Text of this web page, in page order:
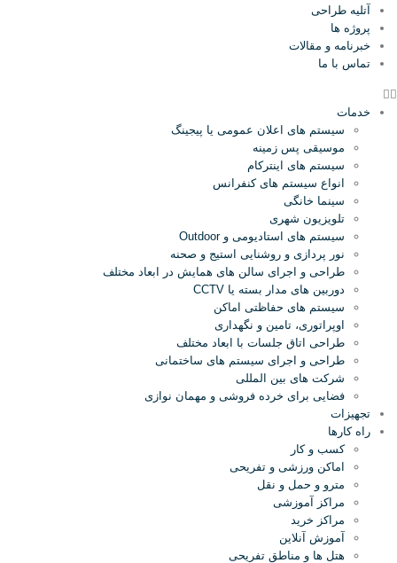
آتلیه طراحی
پروژه ها
خبرنامه و مقالات
تماس با ما
خدمات
سیستم های اعلان عمومی یا پیجینگ
موسیقی پس زمینه
سیستم های اینترکام
انواع سیستم های کنفرانس
سینما خانگی
تلویزیون شهری
سیستم های استادیومی و Outdoor
نور پردازی و روشنایی استیج و صحنه
طراحی و اجرای سالن های همایش در ابعاد مختلف
دوربین های مدار بسته یا CCTV
سیستم های حفاظتی اماکن
اوپراتوری، تامین و نگهداری
طراحی اتاق جلسات با ابعاد مختلف
طراحی و اجرای سیستم های ساختمانی
شرکت های بین المللی
فضایی برای خرده فروشی و مهمان نوازی
تجهیزات
راه کارها
کسب و کار
اماکن ورزشی و تفریحی
مترو و حمل و نقل
مراکز آموزشی
مراکز خرید
آموزش آنلاین
هتل ها و مناطق تفریحی